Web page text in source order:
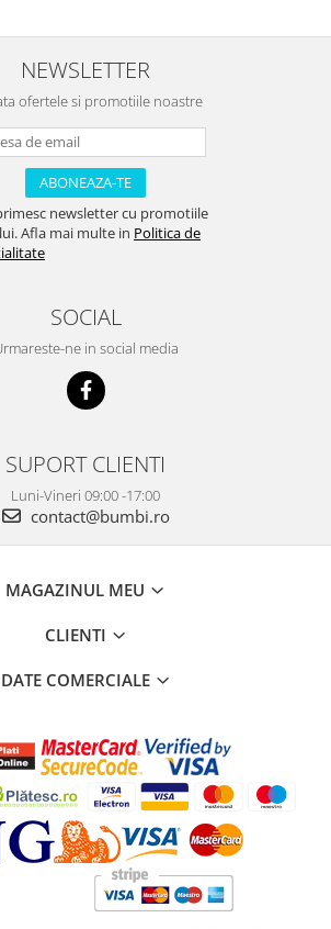
NEWSLETTER
ofertele si promotiile noastre
newsletter cu promotiile
Afla mai multe in Politica de
SOCIAL
ne in social media
SUPORT CLIENTI
Luni-Vineri 09:00 -17:00
contact@bumbi.ro
MAGAZINUL MEU
CLIENTI
DATE COMERCIALE